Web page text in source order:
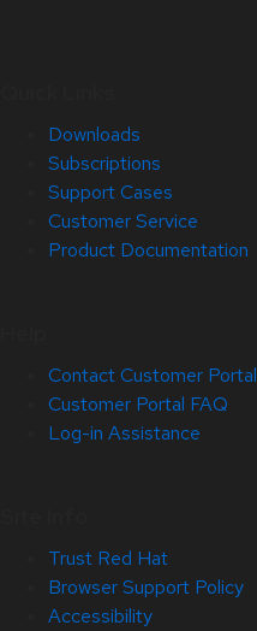
Downloads
Subscriptions
Support Cases
Customer Service
Product Documentation
Contact Customer Portal
Customer Portal FAQ
Log-in Assistance
Trust Red Hat
Browser Support Policy
Accessibility